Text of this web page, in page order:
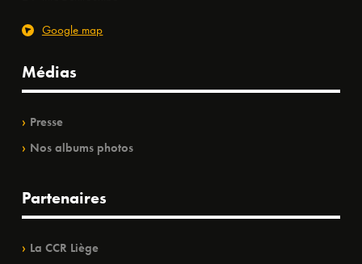
Google map
Médias
Presse
Nos albums photos
Partenaires
La CCR Liège